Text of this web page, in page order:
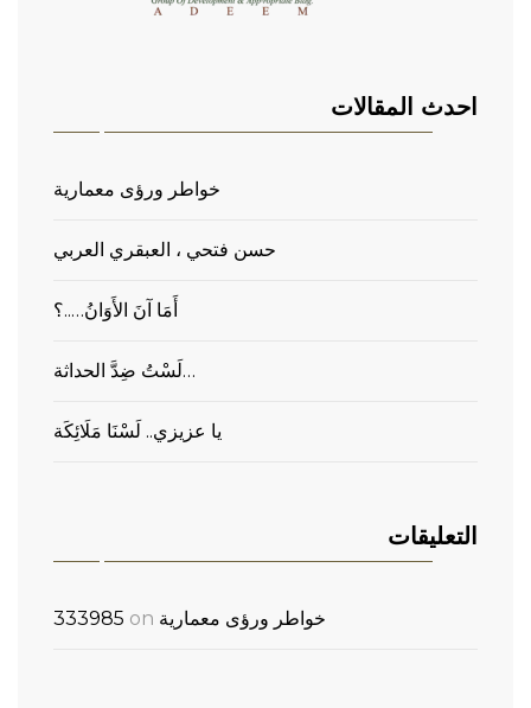
احدث المقالات
خواطر ورؤى معمارية
حسن فتحي ، العبقري العربي
أَمَا آنَ الأَوَانُ…..؟
لَسْتُ ضِدَّ الحداثة…
يا عزيزي.. لَسْنَا مَلَائِكَة
التعليقات
333985 on خواطر ورؤى معمارية